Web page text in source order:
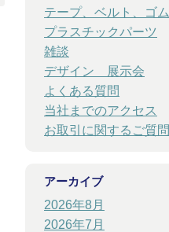
テープ、ベルト、ゴム
プラスチックパーツ
雑談
デザイン 展示会
よくある質問
当社までのアクセス
お取引に関するご質問
アーカイブ
2026年8月
2026年7月